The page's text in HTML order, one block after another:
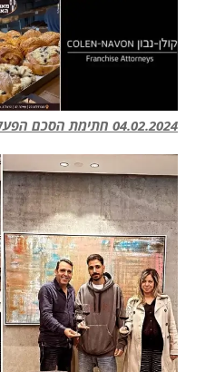
04.02.2024 חתימת הסכם הפעלה מאפיית האחים, סניף גדרה.